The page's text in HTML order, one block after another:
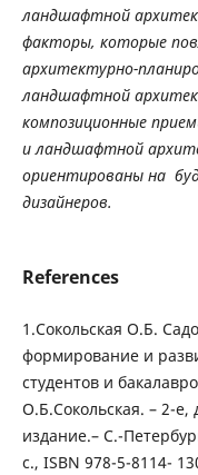
ландшафтной
факторы, которые
архитектурно-
ландшафтной
композиционные
и ландшафтной
ориентированы на
дизайнеров.
References
1.Сокольская О.Б.
формирование и
студентов и
О.Б.Сокольская. – 2-
издание.– С.-
с., ISBN 978-5-8114-